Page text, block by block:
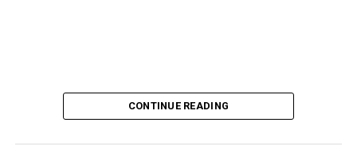
CONTINUE READING